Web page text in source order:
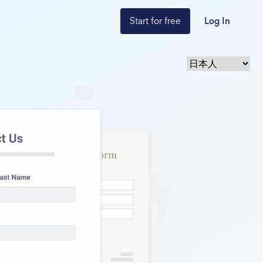
Start for free Log In